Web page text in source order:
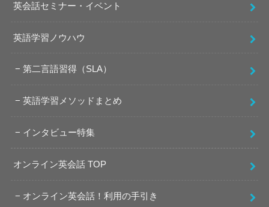
英会話セミナー・イベント
英語学習ノウハウ
第二言語習得（SLA）
英語学習メソッドまとめ
インタビュー特集
オンライン英会話 TOP
オンライン英会話！利用の手引き